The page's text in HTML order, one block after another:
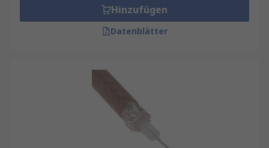
Hinzufügen
Datenblätter